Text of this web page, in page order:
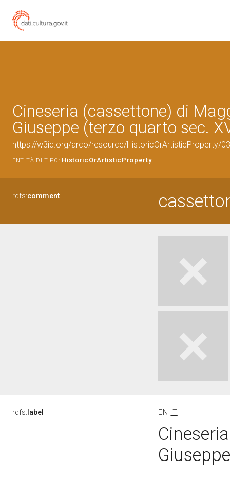
Cineseria (cassettone) di
Giuseppe (terzo quarto sec.
https://w3id.org/arco/resource/HistoricOrArtisticProperty/
ENTITÀ DI TIPO: HistoricOrArtisticProperty
rdfs:comment
rdfs: label EN IT